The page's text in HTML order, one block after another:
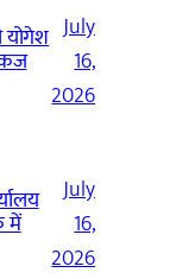
योगेश July
16,
2026
में
July
16,
2026